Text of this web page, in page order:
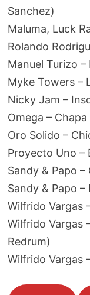
Sanchez)
Maluma, Luck
Rolando
Manuel Turizo
Myke Towers –
Nicky Jam –
Omega –
Oro Solido –
Proyecto Uno –
Sandy & Papo –
Sandy & Papo
Wilfrido Vargas
Wilfrido Vargas
Redrum)
Wilfrido Vargas